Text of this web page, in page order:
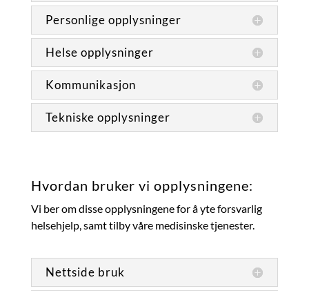
Personlige opplysninger
Helse opplysninger
Kommunikasjon
Tekniske opplysninger
Hvordan bruker vi opplysningene:
Vi ber om disse opplysningene for å yte forsvarlig
helsehjelp, samt tilby våre medisinske tjenester.
Nettside bruk